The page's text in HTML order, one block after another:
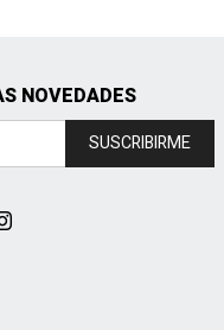
NOVEDADES
SUSCRIBIRME